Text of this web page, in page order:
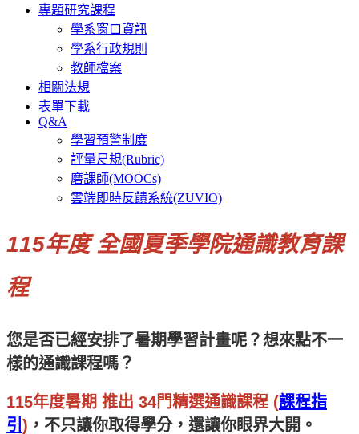
專題研究課程
學系窗口資訊
學系行政規則
教師檔案
相關法規
表單下載
Q&A
學習預警制度
評量尺規(Rubric)
磨課師(MOOCs)
雲端即時反饋系統(ZUVIO)
115年度 全國夏季學院通識教育課
程
您是否已經安排了暑期學習計畫呢？想來點不一
樣的通識課程嗎？
115年度暑期 推出 34門精選通識課程 (課程指
引 ) ， 不只讓你取得學分，還讓你眼界大開。